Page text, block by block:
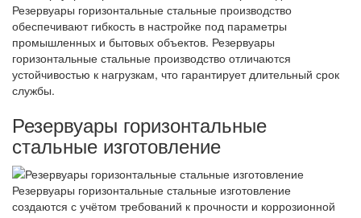
Резервуары горизонтальные стальные производство
обеспечивают гибкость в настройке под параметры
промышленных и бытовых объектов. Резервуары
горизонтальные стальные производство отличаются
устойчивостью к нагрузкам, что гарантирует длительный срок
службы.
Резервуары горизонтальные
стальные изготовление
Резервуары горизонтальные стальные изготовление
создаются с учётом требований к прочности и коррозионной